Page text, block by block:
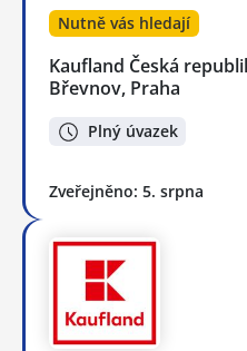
Nutně vás hledají
Kaufland Česká
Břevnov, Praha
Plný úvazek
Zveřejněno: 5. srpna